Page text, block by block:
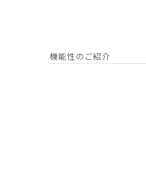
機能性のご紹介